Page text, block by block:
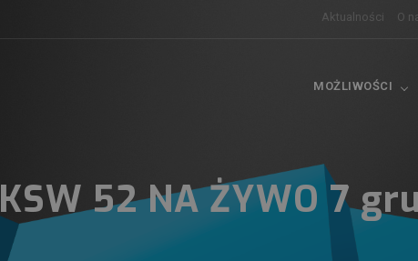
Aktualności O
MOŻLIWOŚCI
KSW 52 NA ŻYWO 7